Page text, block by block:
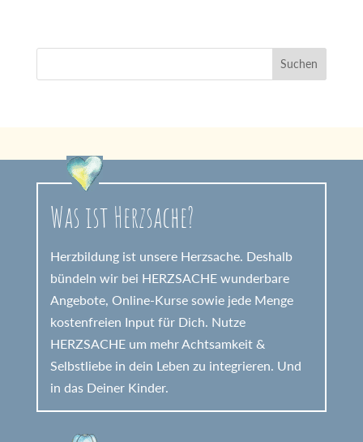
Was ist Herzsache?
Herzbildung ist unsere Herzsache. Deshalb
bündeln wir bei HERZSACHE wunderbare
Angebote, Online-Kurse sowie jede Menge
kostenfreien Input für Dich. Nutze
HERZSACHE um mehr Achtsamkeit &
Selbstliebe in dein Leben zu integrieren. Und
in das Deiner Kinder.